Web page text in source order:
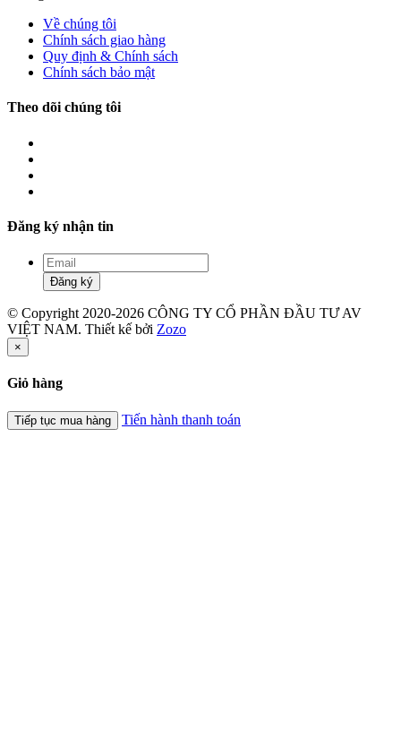
Về chúng tôi
Chính sách giao hàng
Quy định & Chính sách
Chính sách bảo mật
Theo dõi chúng tôi
Đăng ký nhận tin
Đăng ký
© Copyright 2020-2026 CÔNG TY CỔ PHẦN ĐẦU TƯ AV
VIỆT NAM. Thiết kế bởi Zozo
×
Giỏ hàng
Tiếp tục mua hàng Tiến hành thanh toán